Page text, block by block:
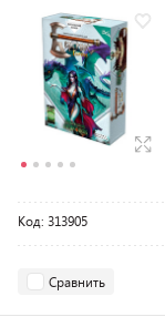
Код: 313905
Сравнить